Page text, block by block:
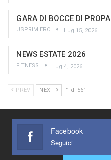
GARA DI BOCCE DI
USPRIMIERO Lug 15, 2026
NEWS ESTATE 2026
FITNESS Lug 4, 2026
PREV NEXT 1 di 561
Facebook
Seguici